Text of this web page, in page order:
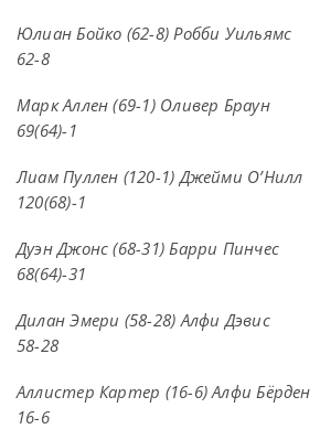
Юлиан Бойко (62-8) Робби Уильямс
62-8
Марк Аллен (69-1) Оливер Браун
69(64)-1
Лиам Пуллен (120-1) Джейми О’Нилл
120(68)-1
Дуэн Джонс (68-31) Барри Пинчес
68(64)-31
Дилан Эмери (58-28) Алфи Дэвис
58-28
Аллистер Картер (16-6) Алфи Бёрден
16-6